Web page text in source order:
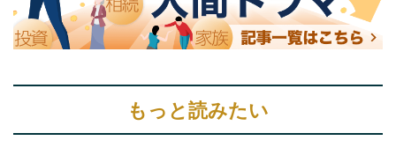
もっと読みたい